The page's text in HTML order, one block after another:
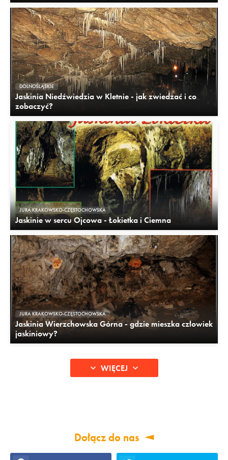
DOLNOŚLĄSKIE
Jaskinia Niedźwiedzia w Kletnie - jak zwiedzać i co
zobaczyć?
JURA KRAKOWSKO-CZĘSTOCHOWSKA
Jaskinie w sercu Ojcowa - Łokietka i Ciemna
JURA KRAKOWSKO-CZĘSTOCHOWSKA
Jaskinia Wierzchowska Górna - gdzie mieszka człowiek
jaskiniowy?
WIĘCEJ
Dołącz do nas